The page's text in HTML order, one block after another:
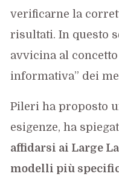
verificarne la
risultati. In questo
avvicina al
informativa” dei
Pileri ha proposto
esigenze, ha
affidarsi ai Large
modelli più